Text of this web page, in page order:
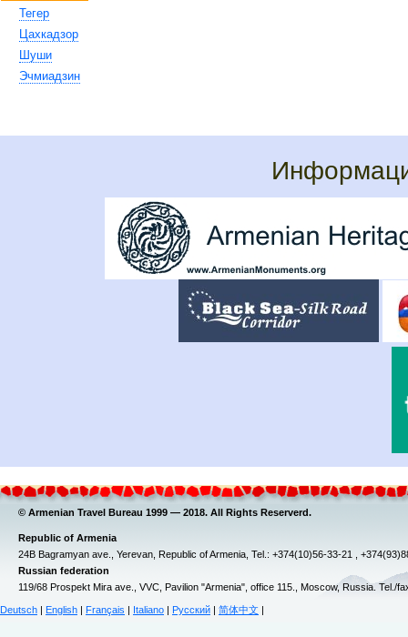
Тегер
Цахкадзор
Шуши
Эчмиадзин
© Armenian Travel Bureau 1999 — 2018. All Rights Reserverd.
Republic of Armenia
24B Bagramyan ave., Yerevan, Republic of Armenia, Tel.: +374(10)56-33-21 ,
Russian federation
119/68 Prospekt Mira ave., VVC, Pavilion "Armenia", office 115., Moscow, Russia. Tel./
Deutsch English Français Italiano Русский 简体中文